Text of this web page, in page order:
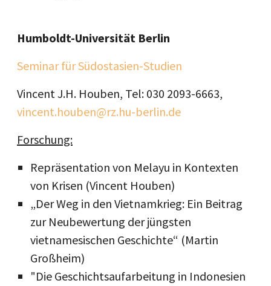
Humboldt-Universität Berlin
Seminar für Südostasien-Studien
Vincent J.H. Houben, Tel: 030 2093-6663,
vincent.houben@rz.hu-berlin.de
Forschung:
Repräsentation von Melayu in Kontexten
von Krisen (Vincent Houben)
„Der Weg in den Vietnamkrieg: Ein Beitrag
zur Neubewertung der jüngsten
vietnamesischen Geschichte“ (Martin
Großheim)
"Die Geschichtsaufarbeitung in Indonesien